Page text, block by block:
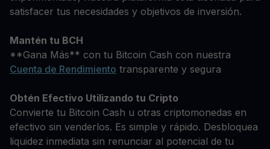
satisfacer tus necesidades y objetivos de inversión.
Mantén tu BCH
**Gana Más** con tu Bitcoin Cash con nuestra
Cuenta de Rendimiento transparente y segura
Obtén Efectivo Utilizando tu Cripto
Convierte tu Bitcoin Cash u otras criptomonedas en
efectivo sin venderlos. Es simple y rápido. Desbloquea
liquidez inmediata sin renunciar al potencial de tu